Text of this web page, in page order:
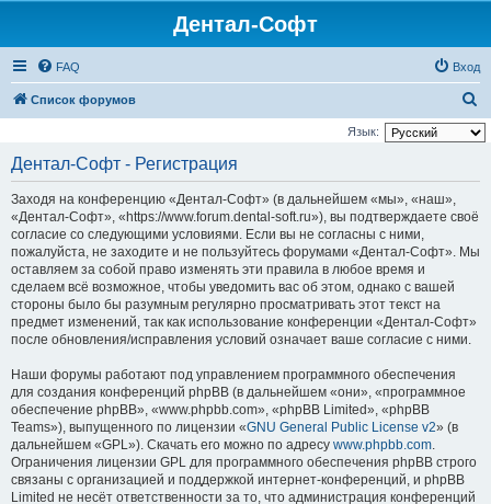
Дентал-Софт
FAQ Вход
Список форумов
о
Язык:
Дентал-Софт - Регистрация
Заходя на конференцию «Дентал-Софт» (в дальнейшем «мы», «наш»,
«Дентал-Софт», «https://www.forum.dental-soft.ru»), вы подтверждаете своё
согласие со следующими условиями. Если вы не согласны с ними,
пожалуйста, не заходите и не пользуйтесь форумами «Дентал-Софт». Мы
оставляем за собой право изменять эти правила в любое время и
сделаем всё возможное, чтобы уведомить вас об этом, однако с вашей
стороны было бы разумным регулярно просматривать этот текст на
предмет изменений, так как использование конференции «Дентал-Софт»
после обновления/исправления условий означает ваше согласие с ними.
Наши форумы работают под управлением программного обеспечения
для создания конференций phpBB (в дальнейшем «они», «программное
обеспечение phpBB», «www.phpbb.com», «phpBB Limited», «phpBB
Teams»), выпущенного по лицензии «GNU General Public License v2» (в
дальнейшем «GPL»). Скачать его можно по адресу www.phpbb.com.
Ограничения лицензии GPL для программного обеспечения phpBB строго
связаны с организацией и поддержкой интернет-конференций, и phpBB
Limited не несёт ответственности за то, что администрация конференций